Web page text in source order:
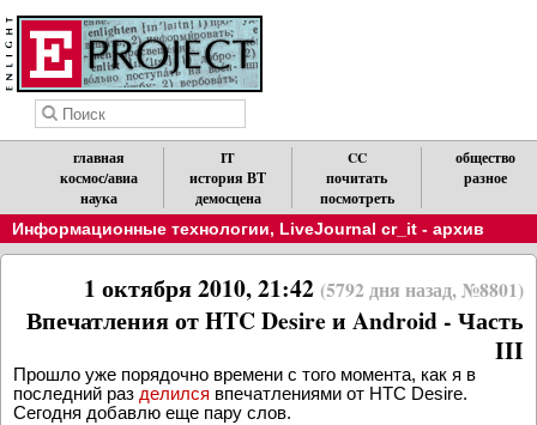
главная
космос/авиа
наука
IT
история ВТ
демосцена
CC
почитать
посмотреть
общество
разное
Информационные технологии, LiveJournal cr_it - архив
1 октября 2010, 21:42 (5792 дня назад, №8801)
Впечатления от HTC Desire и Android - Часть
III
Прошло уже порядочно времени с того момента, как я в
последний раз делился впечатлениями от HTC Desire.
Сегодня добавлю еще пару слов.